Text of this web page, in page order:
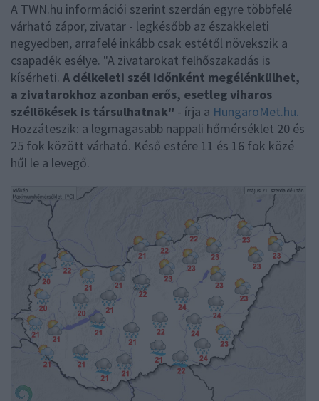
A TWN.hu információi szerint szerdán egyre többfelé
várható zápor, zivatar - legkésőbb az északkeleti
negyedben, arrafelé inkább csak estétől növekszik a
csapadék esélye. "A zivatarokat felhőszakadás is
kísérheti. A délkeleti szél időnként megélénkülhet,
a zivatarokhoz azonban erős, esetleg viharos
széllökések is társulhatnak" - írja a HungaroMet.hu.
Hozzáteszik: a legmagasabb nappali hőmérséklet 20 és
25 fok között várható. Késő estére 11 és 16 fok közé
hűl le a levegő.